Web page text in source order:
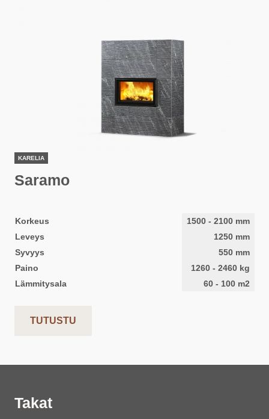
KARELIA
Saramo
Korkeus 1500 - 2100 mm
Leveys
1250 mm
Syvyys
550 mm
Paino
1260 - 2460 kg
Lämmitysala
60 - 100 m2
TUTUSTU
Takat